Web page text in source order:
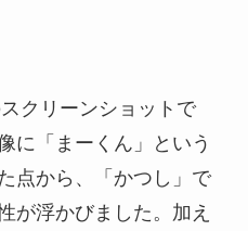
クリーンショットで
に「まーくん」という
点から、「かつし」で
が浮かびました。加え